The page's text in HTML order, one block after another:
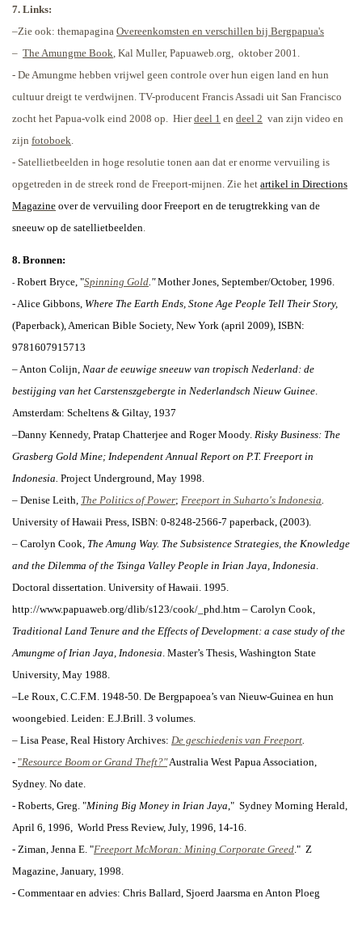
7. Links:
–Zie ook: themapagina Overeenkomsten en verschillen bij Bergpapua's
– The Amungme Book , Kal Muller, Papuaweb.org,
oktober 2001.
- De Amungme hebben vrijwel geen controle over hun eigen land en hun
cultuur dreigt te verdwijnen. TV-producent Francis Assadi uit San Francisco
zocht het Papua-volk eind 2008 op.
Hierdeel 1 en deel 2 van zijn video en
zijn fotoboek
- Satellietbeelden in hoge resolutie tonen aan dat er enorme vervuiling is
opgetreden in de streek rond de Freeport-mijnen. Zie het artikel in Directions
Magazine over de vervuiling door Freeport en de terugtrekking van de
sneeuw op de satellietbeelden
8. Bronnen:
- Robert Bryce, "Spinning Gold."Mother Jones, September/October, 1996.
- Alice Gibbons, Where The Earth Ends, Stone Age People Tell Their Story,
(Paperback), American Bible Society, New York (april 2009), ISBN:
9781607915713
– Anton Colijn, Naar de eeuwige sneeuw van tropisch Nederland: de
bestijging van het Carstenszgebergte in Nederlandsch Nieuw Guinee.
Amsterdam: Scheltens & Giltay, 1937
–Danny Kennedy, Pratap Chatterjee and Roger Moody. Risky Business: The
Grasberg Gold Mine; Independent Annual Report on P.T. Freeport in
Indonesia. Project Underground, May 1998.
– Denise Leith, The Politics of Power; Freeport in Suharto's Indonesia.
University of Hawaii Press, ISBN: 0-8248-2566-7 paperback, (2003).
– Carolyn Cook, The Amung Way. The Subsistence Strategies, the Knowledge
and the Dilemma of the Tsinga Valley People in Irian Jaya, Indonesia.
Doctoral dissertation. University of Hawaii. 1995.
http://www.papuaweb.org/dlib/s123/cook/_phd.htm – Carolyn Cook,
Traditional Land Tenure and the Effects of Development: a case study of the
Amungme of Irian Jaya, Indonesia. Master’s Thesis, Washington State
University, May 1988.
–Le Roux, C.C.F.M. 1948-50. De Bergpapoea’s van Nieuw-Guinea en hun
woongebied. Leiden: E.J.Brill. 3 volumes.
– Lisa Pease, Real History Archives: De geschiedenis van Freeport.
- "Resource Boom or Grand Theft?"Australia West Papua Association,
Sydney. No date.
- Roberts, Greg. "Mining Big Money in Irian Jaya," Sydney Morning Herald,
April 6, 1996, World Press Review, July, 1996, 14-16.
- Ziman, Jenna E. "Freeport McMoran: Mining Corporate Greed." Z
Magazine, January, 1998.
- Commentaar en advies: Chris Ballard, Sjoerd Jaarsma en Anton Ploeg